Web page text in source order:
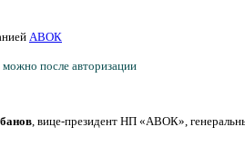
АВОК
можно после авторизации
, вице-президент НП «АВОК»,